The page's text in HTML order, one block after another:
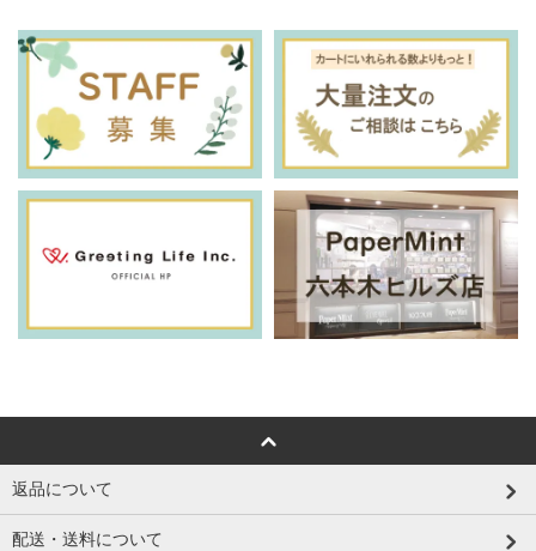
返品について
配送・送料について